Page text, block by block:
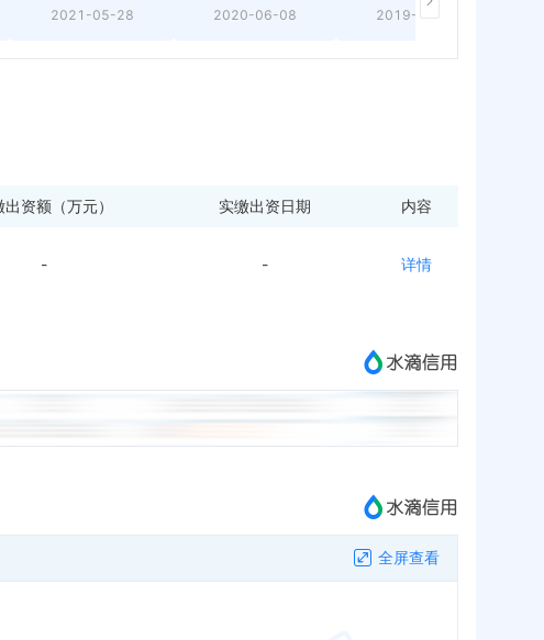
2021-05-28 2020-06-08 2019-04-24
出资额（万元） 实缴出资日期 内容
- - 详情
全屏查看